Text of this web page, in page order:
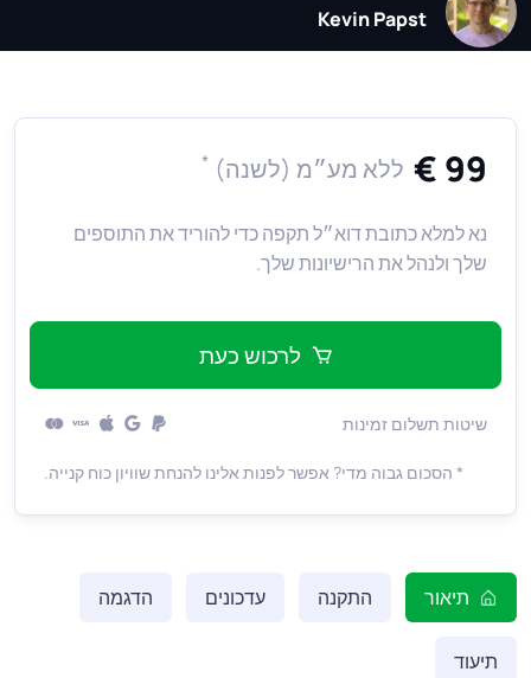
Kevin Papst
99 € ללא מע״מ (לשנה) *
נא למלא כתובת דוא״ל תקפה כדי להוריד את התוספים
שלך ולנהל את הרישיונות שלך.
לרכוש כעת
שיטות תשלום זמינות
* הסכום גבוה מדי? אפשר לפנות אלינו להנחת שוויון כוח קנייה.
תיאור התקנה עדכונים הדגמה
תיעוד